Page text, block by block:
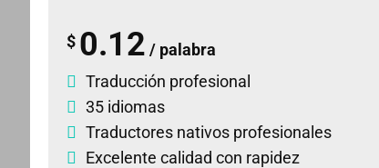
$ 0.12 / palabra
Traducción profesional
35 idiomas
Traductores nativos profesionales
Excelente calidad con rapidez